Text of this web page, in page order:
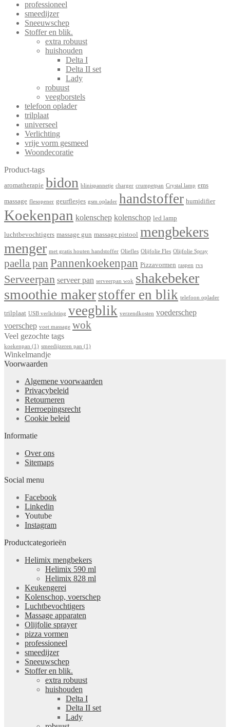
professioneel
smeedijzer
Sneeuwschep
Stoffer en blik.
extra robuust
huishouden
Delta I
Delta II set
Lady
robuust
veegborstels
telefoon oplader
trilplaat
universeel
Verlichting
vrije vorm gesmeed
Woondecoratie
Product-tags
aromatherapie bidon blinispannetje charger crumpetpan Crystal lamp ems
massage flesopener geurflesjes gsm oplader handstoffer humidifier
Koekenpan kolenschep kolenschop led lamp
luchtbevochtigers massage gun massage pistool mengbekers
menger met gratis houten handstoffer Oliefles Olijfolie Fles Olijfolie Spray
paella pan Pannenkoekenpan Pizzavormen raspen rvs
Serveerpan serveer pan serveerpan wok shakebeker
smoothie makerstoffer en blik telefoon oplader
trilplaat USB verlichting veegblik verzendkosten voederschep
voerschep voet massage wok
Veel gezochte tags
koekenpan (1) smeedijzeren pan (1)
Winkelmandje
Voorwaarden
Algemene voorwaarden
Privacybeleid
Retourneren
Herroepingsrecht
Cookie beleid
Informatie
Over ons
Sitemaps
Social menu
Facebook
Linkedin
Youtube
Instagram
Productcategorieën
Helimix mengbekers
Helimix 590 ml
Helimix 828 ml
Keukengerei
Kolenschop, voerschep
Luchtbevochtigers
Massage apparaten
Olijfolie sprayer
pizza vormen
professioneel
smeedijzer
Sneeuwschep
Stoffer en blik.
extra robuust
huishouden
Delta I
Delta II set
Lady